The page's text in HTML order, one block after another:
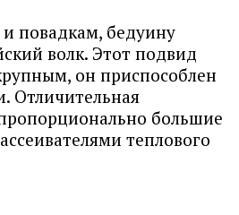
повадкам, бедуину
волк. Этот подвид
он приспособлен
Отличительная
большие
теплового